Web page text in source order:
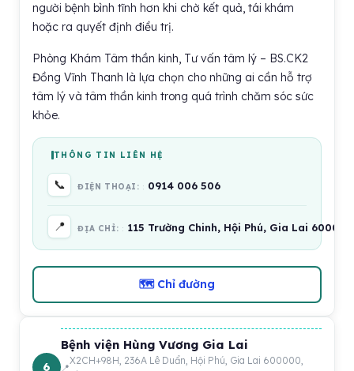
người bệnh bình tĩnh hơn khi chờ kết quả, tái khám
hoặc ra quyết định điều trị.
Phòng Khám Tâm thần kinh, Tư vấn tâm lý – BS.CK2
Đồng Vĩnh Thanh là lựa chọn cho những ai cần hỗ trợ
tâm lý và tâm thần kinh trong quá trình chăm sóc sức
khỏe.
THÔNG TIN LIÊN HỆ
📞 ĐIỆN THOẠI: 0914 006 506
📍 ĐỊA CHỈ: 115 Trường Chinh, Hội Phú, Gia Lai
🗺 Chỉ đường
6
Bệnh viện Hùng Vương Gia Lai
X2CH+98H, 236A Lê Duẩn, Hội Phú, Gia Lai 600000,